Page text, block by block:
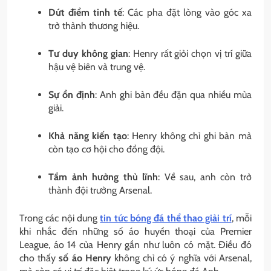
Dứt điểm tinh tế: Các pha đặt lòng vào góc xa
trở thành thương hiệu.
Tư duy không gian: Henry rất giỏi chọn vị trí giữa
hậu vệ biên và trung vệ.
Sự ổn định: Anh ghi bàn đều đặn qua nhiều mùa
giải.
Khả năng kiến tạo: Henry không chỉ ghi bàn mà
còn tạo cơ hội cho đồng đội.
Tầm ảnh hưởng thủ lĩnh: Về sau, anh còn trở
thành đội trưởng Arsenal.
Trong các nội dungtin tức bóng đá thể thao giải trí, mỗi
khi nhắc đến những số áo huyền thoại của Premier
League, áo 14 của Henry gần như luôn có mặt. Điều đó
cho thấysố áo Henrykhông chỉ có ý nghĩa với Arsenal,